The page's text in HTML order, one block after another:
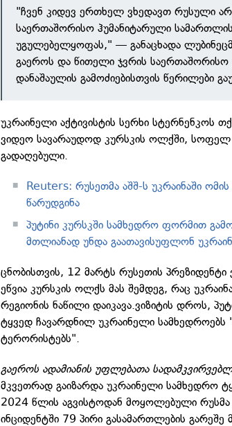
"ჩვენ კიდევ ერთხელ ვხედავთ რუსული
საერთაშორისო ჰუმანიტარული
უგულებელყოფას," — განაცხადა
გაეროს და წითელი ჯვრის საერთაშორისო
დანაშაულის გამოძიებისთვის წერილები
უკრაინელი აქტივისტის სერხი სტერნენკოს
ვიდეო სავარაუდოდ კურსკის ოლქში, სოფელ
გადაღებული.
Reuters: რუსეთმა აშშ-ს უკრაინაში
წარუდგინა
პუტინი კურსკში სამხედრო ფორმით
მთლიანად უნდა გაათავისუფლონ
ცნობისთვის, 12 მარტს რუსეთის
ეწვია კურსკის ოლქს მას შემდეგ, რაც
რეგიონის ნაწილი დაიკავა.ვიზიტის დროს,
ტყვედ ჩავარდნილ უკრაინელი
ტერორისტებს".
გაეროს ადამიანის უფლებათა
მკვეთრად გაიზარდა უკრაინელი სამხედრო
2024 წლის აგვისტოდან მოყოლებული
ინციდენტში 79 პირი გასამართლების გარეშე